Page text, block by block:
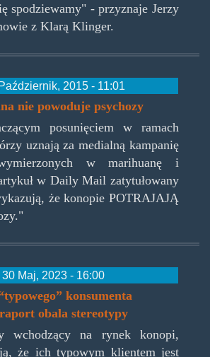
spodziewamy" - przyznaje Jerzy
z Klarą Klinger.
2015 - 11:01
nie powoduje psychozy
posunięciem w ramach
uznają za medialną kampanię
w marihuanę i
w Daily Mail zatytułowany
że konopie POTRAJAJĄ
30 Maj, 2023 - 16:00
konsumenta
obala stereotypy
wchodzący na rynek konopi,
że ich typowym klientem jest